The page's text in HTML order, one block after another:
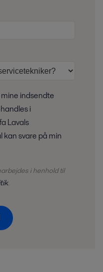
i
Lavals
kan svare på min
i henhold til
.